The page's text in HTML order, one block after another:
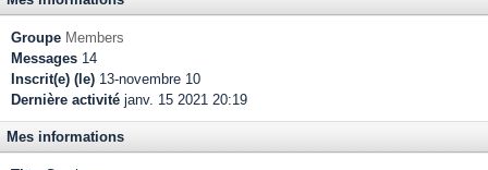
Groupe Members
Messages 14
Inscrit(e) (le) 13-novembre 10
Dernière activité janv. 15 2021 20:19
Mes informations